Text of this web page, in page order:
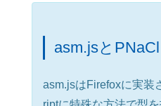
asm.jsとPNaCl
asm.jsはFirefoxに実装